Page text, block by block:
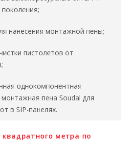
нанесения монтажной пены;
пистолетов от
однокомпонентная
пена Soudal для
в SIP-панелях.
метра по